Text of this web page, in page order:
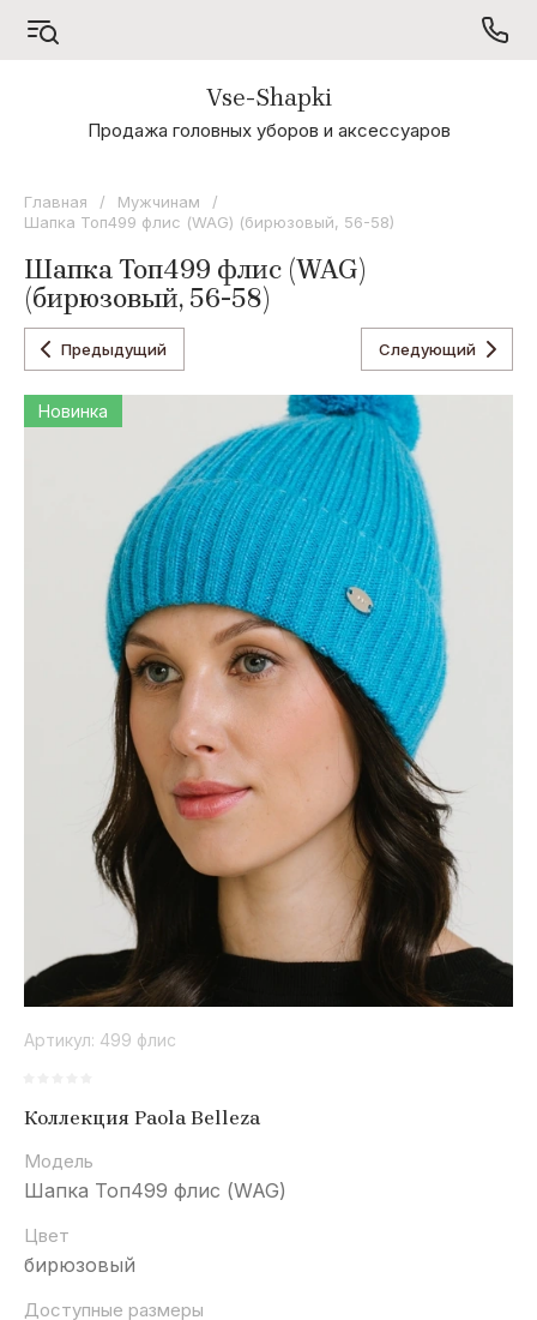
А - Я
Odyssey
Oxygon
Коллекция
Flamenco
Коллекция
Коллекция
Concept
Коллекция
Belleza
Vse-Shapki
Продажа головных уборов и аксессуаров
Главная / Мужчинам
/
Шапка Топ499 флис (WAG) (бирюзовый, 56-58)
Шапка Топ499 флис (WAG)
(бирюзовый, 56-58)
Предыдущий Следующий
Новинка
Артикул: 499 флис
Коллекция Paola Belleza
Модель
Шапка Топ499 флис (WAG)
Цвет
бирюзовый
Доступные размеры